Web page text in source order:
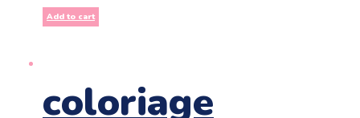
Add to cart
coloriage